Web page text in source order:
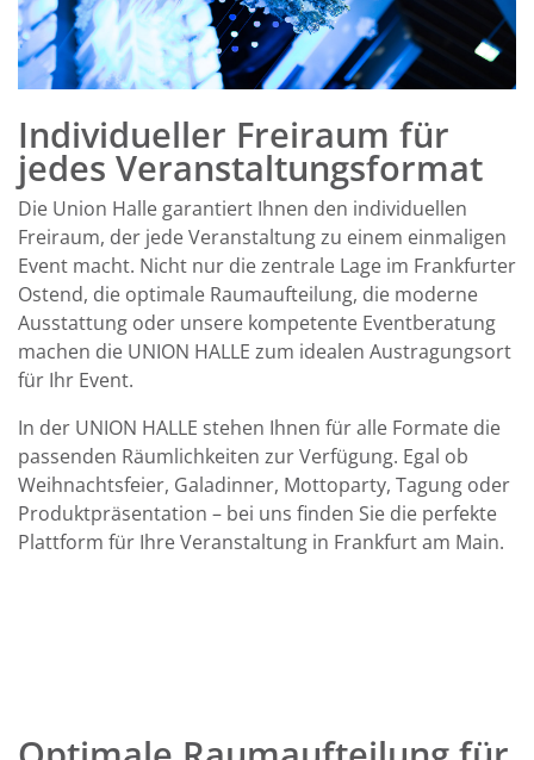
Individueller Freiraum für
jedes Veranstaltungsformat
Die Union Halle garantiert Ihnen den individuellen
Freiraum, der jede Veranstaltung zu einem einmaligen
Event macht. Nicht nur die zentrale Lage im Frankfurter
Ostend, die optimale Raumaufteilung, die moderne
Ausstattung oder unsere kompetente Eventberatung
machen die UNION HALLE zum idealen Austragungsort
für Ihr Event.
In der UNION HALLE stehen Ihnen für alle Formate die
passenden Räumlichkeiten zur Verfügung. Egal ob
Weihnachtsfeier, Galadinner, Mottoparty, Tagung oder
Produktpräsentation – bei uns finden Sie die perfekte
Plattform für IhreVeranstaltung in Frankfurt am Main.